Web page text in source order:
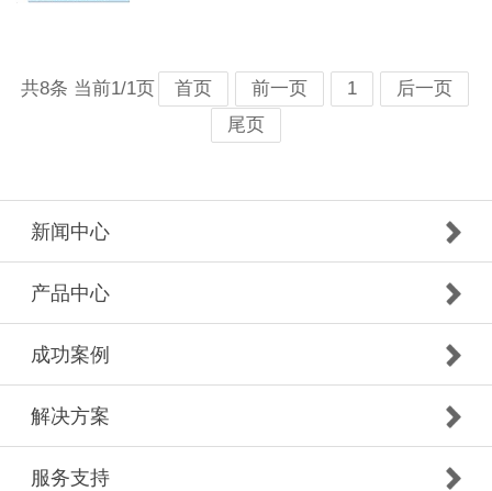
共8条 当前1/1页 首页 前一页 1
后一页
尾页
新闻中心
产品中心
成功案例
解决方案
服务支持